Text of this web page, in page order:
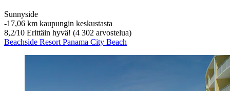
Sunnyside
‐17,06 km kaupungin keskustasta
8,2/10 Erittäin hyvä! (4 302 arvostelua)
Beachside Resort Panama City Beach